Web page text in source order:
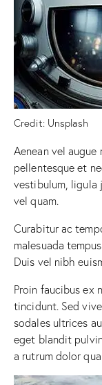
Credit: Unsplash
Aenean vel
pellentesque et
vestibulum, ligula
vel quam.
Curabitur ac
malesuada
Duis vel nibh
Proin faucibus ex
tincidunt. Sed
sodales ultrices
eget blandit
a rutrum dolor